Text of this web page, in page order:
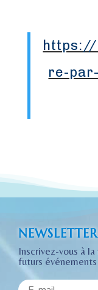
re-
NEWSLETTER
Inscrivez-vous à
futurs